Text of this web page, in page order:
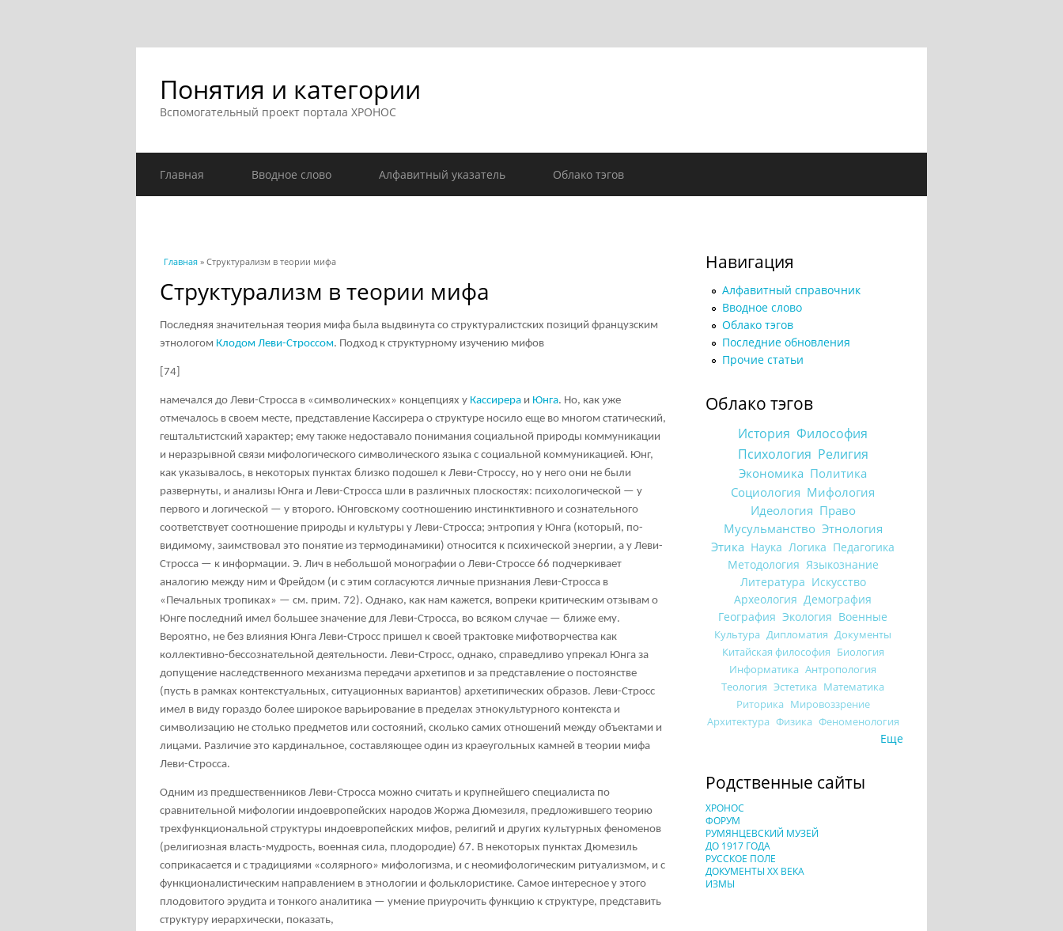
Понятия и категории
Вспомогательный проект портала ХРОНОС
Главная Вводное слово Алфавитный указатель Облако тэгов
Вы здесь
Главная » Структурализм в теории мифа
Структурализм в теории мифа
Последняя значительная теория мифа была выдвинута со структуралистских позиций французским
этнологом Клодом Леви-Строссом. Подход к структурному изучению мифов
[74]
намечался до Леви-Стросса в «символических» концепциях у Кассирера и Юнга. Но, как уже
отмечалось в своем месте, представление Кассирера о структуре носило еще во многом статический,
гештальтистский характер; ему также недоставало понимания социальной природы коммуникации
и неразрывной связи мифологического символического языка с социальной коммуникацией. Юнг,
как указывалось, в некоторых пунктах близко подошел к Леви-Строссу, но у него они не были
развернуты, и анализы Юнга и Леви-Стросса шли в различных плоскостях: психологической — у
первого и логической — у второго. Юнговскому соотношению инстинктивного и сознательного
соответствует соотношение природы и культуры у Леви-Стросса; энтропия у Юнга (который, по-
видимому, заимствовал это понятие из термодинамики) относится к психической энергии, а у Леви-
Стросса — к информации. Э. Лич в небольшой монографии о Леви-Строссе 66 подчеркивает
аналогию между ним и Фрейдом (и с этим согласуются личные признания Леви-Стросса в
«Печальных тропиках» — см. прим. 72). Однако, как нам кажется, вопреки критическим отзывам о
Юнге последний имел большее значение для Леви-Стросса, во всяком случае — ближе ему.
Вероятно, не без влияния Юнга Леви-Стросс пришел к своей трактовке мифотворчества как
коллективно-бессознательной деятельности. Леви-Стросс, однако, справедливо упрекал Юнга за
допущение наследственного механизма передачи архетипов и за представление о постоянстве
(пусть в рамках контекстуальных, ситуационных вариантов) архетипических образов. Леви-Стросс
имел в виду гораздо более широкое варьирование в пределах этнокультурного контекста и
символизацию не столько предметов или состояний, сколько самих отношений между объектами и
лицами. Различие это кардинальное, составляющее один из краеугольных камней в теории мифа
Леви-Стросса.
Одним из предшественников Леви-Стросса можно считать и крупнейшего специалиста по
сравнительной мифологии индоевропейских народов Жоржа Дюмезиля, предложившего теорию
трехфункциональной структуры индоевропейских мифов, религий и других культурных феноменов
(религиозная власть-мудрость, военная сила, плодородие) 67. В некоторых пунктах Дюмезиль
соприкасается и с традициями «солярного» мифологизма, и с неомифологическим ритуализмом, и с
функционалистическим направлением в этнологии и фольклористике. Самое интересное у этого
плодовитого эрудита и тонкого аналитика — умение приурочить функцию к структуре, представить
структуру иерархически, показать,
Навигация
Алфавитный справочник
Вводное слово
Облако тэгов
Последние обновления
Прочие статьи
Облако тэгов
История Философия
Психология Религия
Экономика Политика
Социология Мифология
Идеология Право
Мусульманство Этнология
Этика Наука Логика Педагогика
Методология Языкознание
Литература Искусство
Археология Демография
География Экология Военные
Культура Дипломатия Документы
Китайская философия Биология
Информатика Антропология
Теология Эстетика Математика
Риторика Мировоззрение
Архитектура Физика Феноменология
Еще
Родственные сайты
ХРОНОС
ФОРУМ
РУМЯНЦЕВСКИЙ МУЗЕЙ
ДО 1917 ГОДА
РУССКОЕ ПОЛЕ
ДОКУМЕНТЫ XX ВЕКА
ИЗМЫ